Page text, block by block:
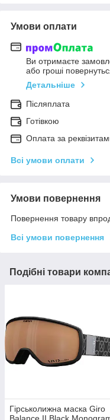
Умови оплати
Ви отримаєте
або гроші
Детальніше
Післяплата
Готівкою
Оплата за
Всі умови оплати
Умови повернення
Повернення товару
Всі умови повернення
Подібні товари
Гірськолижна маска Giro